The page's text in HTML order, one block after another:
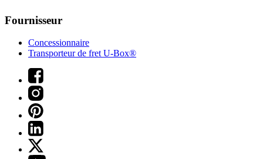
Fournisseur
Concessionnaire
Transporteur de fret U-Box®